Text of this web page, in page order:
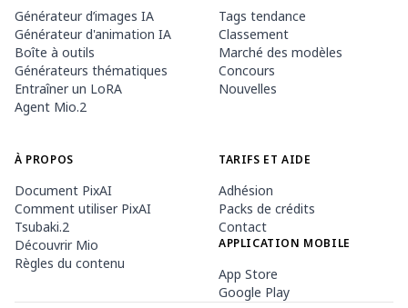
Générateur d’images IA
Générateur d'animation IA
Boîte à outils
Générateurs thématiques
Entraîner un LoRA
Agent Mio.2
Tags tendance
Classement
Marché des modèles
Concours
Nouvelles
À PROPOS
Document PixAI
Comment utiliser PixAI
Tsubaki.2
Découvrir Mio
Règles du contenu
TARIFS ET AIDE
Adhésion
Packs de crédits
Contact
APPLICATION MOBILE
App Store
Google Play